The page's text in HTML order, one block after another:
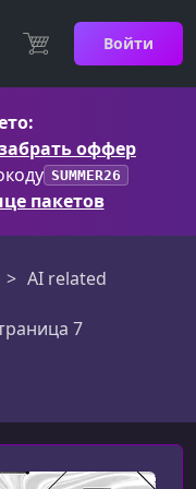
Войти
оффер
SUMMER26
пакетов
AI related
7